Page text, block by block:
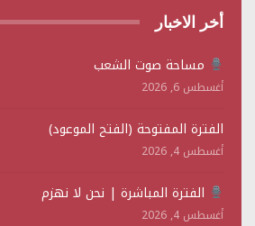
أخر الاخبار
مساحة صوت الشعب
أغسطس 6, 2026
الفترة المفتوحة (الفتح الموعود)
أغسطس 4, 2026
الفترة المباشرة | نحن لا نهزم
أغسطس 4, 2026